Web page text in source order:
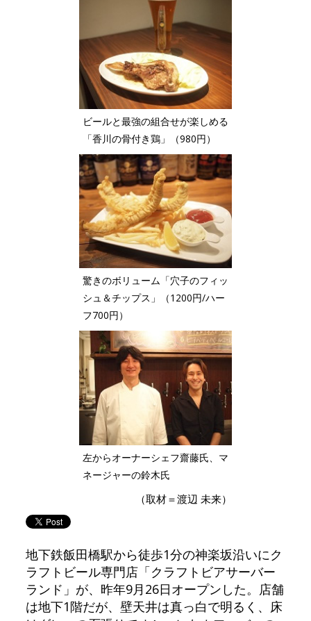
ビールと最強の組合せが楽しめる
「香川の骨付き鶏」（980円）
驚きのボリューム「穴子のフィッ
シュ＆チップス」（1200円/ハー
フ700円）
左からオーナーシェフ齋藤氏、マ
ネージャーの鈴木氏
（取材＝渡辺 未来）
地下鉄飯田橋駅から徒歩1分の神楽坂沿いにク
ラフトビール専門店「クラフトビアサーバー
ランド」が、昨年9月26日オープンした。店舗
は地下1階だが、壁天井は真っ白で明るく、床